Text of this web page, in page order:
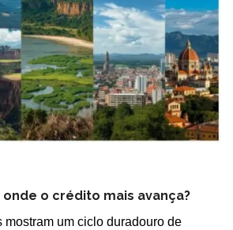
o crédito mais avança?
mostram um ciclo duradouro de